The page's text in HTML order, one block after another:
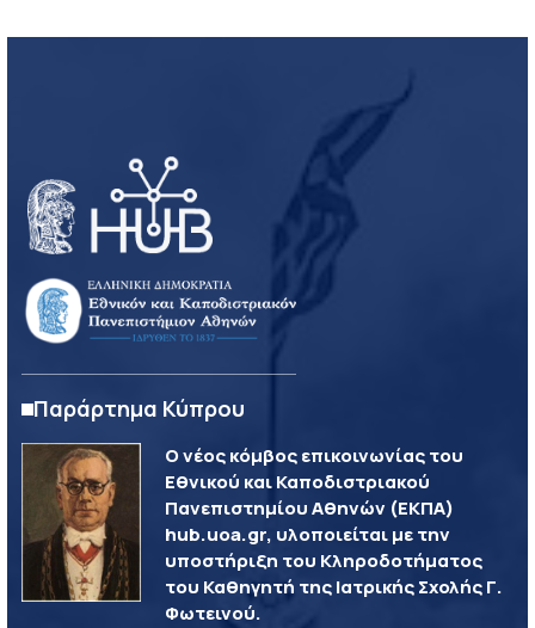
Παράρτημα Κύπρου
Ο νέος κόμβος επικοινωνίας του
Εθνικού και Καποδιστριακού
Πανεπιστημίου Αθηνών (ΕΚΠΑ)
hub.uoa.gr, υλοποιείται με την
υποστήριξη του Κληροδοτήματος
του Καθηγητή της Ιατρικής Σχολής Γ.
Φωτεινού.